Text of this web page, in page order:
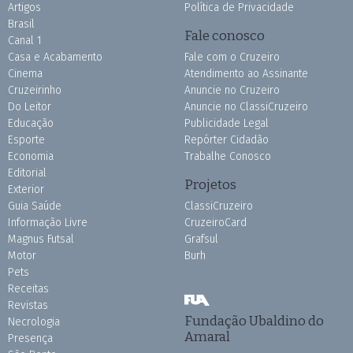
Artigos
Brasil
Canal 1
Casa e Acabamento
Cinema
Cruzeirinho
Do Leitor
Educação
Esporte
Economia
Editorial
Exterior
Guia Saúde
Informação Livre
Magnus Futsal
Motor
Pets
Receitas
Revistas
Necrologia
Presença
Política de Privacidade
Fale conosco
Fale com o Cruzeiro
Atendimento ao Assinante
Anuncie no Cruzeiro
Anuncie no ClassiCruzeiro
Publicidade Legal
Repórter Cidadão
Trabalhe Conosco
Projetos
ClassiCruzeiro
CruzeiroCard
Grafsul
Burh
Fundação Ubaldino do
Amaral